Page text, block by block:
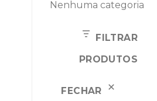
Nenhuma categoria
FILTRAR
PRODUTOS
FECHAR